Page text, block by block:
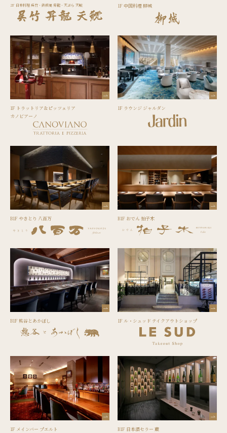
2F 日本料理 呉竹・鉄板焼 昇龍・天ぷら 天鯱 1F 中国料理 柳城
1F トラットリア＆ピッツェリア
カノビアーノ
1F ラウンジ ジャルダン
B1F やきとり 八百万 B1F おでん 拍子木
B1F 熊谷とあかぼし 1F ル・シュッド テイクアウトショップ
1F メインバー プエルト B1F 日本酒セラー 蔵